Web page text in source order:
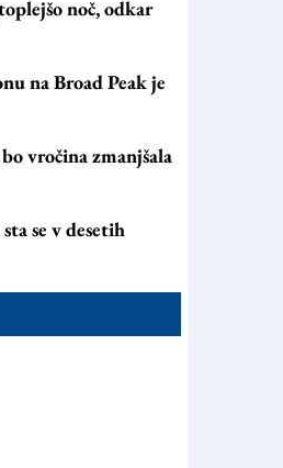
noč, odkar
na Broad Peak je
vročina zmanjšala
se v desetih